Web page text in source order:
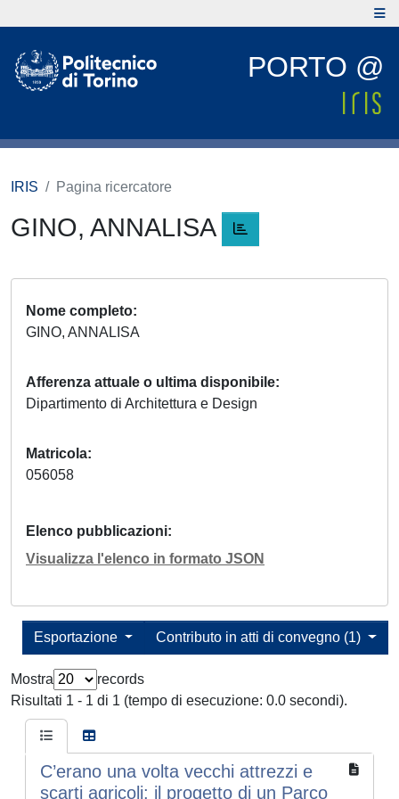
PORTO @
IRIS Pagina ricercatore
GINO, ANNALISA
Nome completo
GINO, ANNALISA
Afferenza attuale o ultima disponibile
Dipartimento di Architettura e Design
Matricola
056058
Elenco pubblicazioni
Visualizza l'elenco in formato JSON
Contributo in atti di convegno (1)
Esportazione
Mostra
records
Risultati 1 - 1 di 1 (tempo di esecuzione: 0.0 secondi).
C’erano una volta vecchi attrezzi e
scarti agricoli: il progetto di un Parco